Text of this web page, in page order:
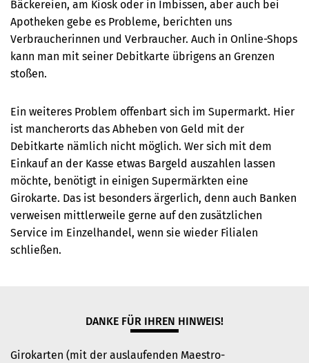
Bäckereien, am Kiosk oder in Imbissen, aber auch bei
Apotheken gebe es Probleme, berichten uns
Verbraucherinnen und Verbraucher. Auch in Online-Shops
kann man mit seiner Debitkarte übrigens an Grenzen
stoßen.
Ein weiteres Problem offenbart sich im Supermarkt. Hier
ist mancherorts das Abheben von Geld mit der
Debitkarte nämlich nicht möglich. Wer sich mit dem
Einkauf an der Kasse etwas Bargeld auszahlen lassen
möchte, benötigt in einigen Supermärkten eine
Girokarte. Das ist besonders ärgerlich, denn auch Banken
verweisen mittlerweile gerne auf den zusätzlichen
Service im Einzelhandel, wenn sie wieder Filialen
schließen.
DANKE FÜR IHREN HINWEIS!
Girokarten (mit der auslaufenden Maestro-